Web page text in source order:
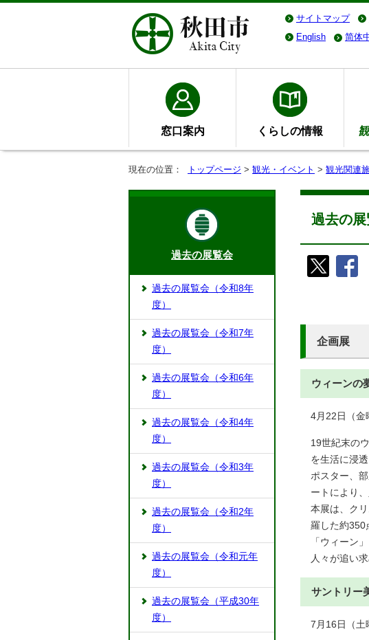
サイトマップ
English
简体
窓口案内 くらしの情報
現在の位置： トップページ > 観光・イベント > 観光関連
過去の展
企画展
ウィーンの
4月22日（金
19世紀末の
を生活に浸
ポスター、
ートにより
本展は、ク
羅した約350
「ウィーン
人々が追い
サントリー
7月16日（土
過去の展覧会
過去の展覧会（令和8年
度）
過去の展覧会（令和7年
度）
過去の展覧会（令和6年
度）
過去の展覧会（令和4年
度）
過去の展覧会（令和3年
度）
過去の展覧会（令和2年
度）
過去の展覧会（令和元年
度）
過去の展覧会（平成30年
度）